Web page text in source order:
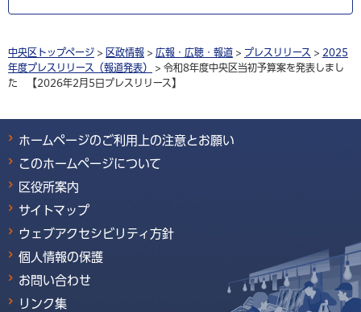
中央区トップページ > 区政情報 > 広報・広聴・報道 > プレスリリース > 2025
年度プレスリリース（報道発表）
> 令和8年度中央区当初予算案を発表しまし
た 【2026年2月5日プレスリリース】
ホームページのご利用上の注意とお願い
このホームページについて
区役所案内
サイトマップ
ウェブアクセシビリティ方針
個人情報の保護
お問い合わせ
リンク集